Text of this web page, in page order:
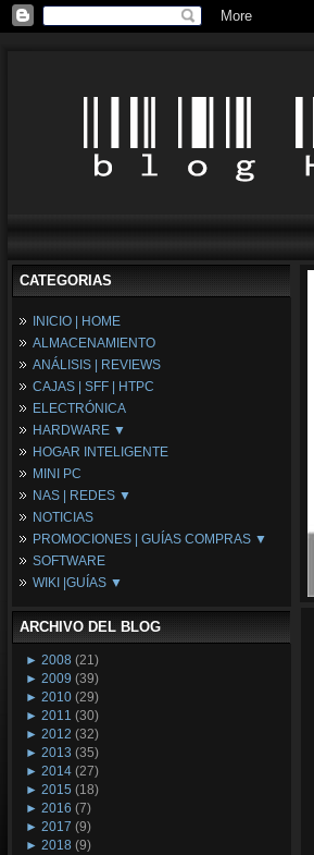
CATEGORIAS
INICIO | HOME
ALMACENAMIENTO
ANÁLISIS | REVIEWS
CAJAS | SFF | HTPC
ELECTRÓNICA
HARDWARE ▼
Fuentes de Alimentación
Memória RAM
Placas Base
Procesadores
Periféricos
Refrigeración
Tarjetas Gráficas
HOGAR INTELIGENTE
MINI PC
NAS | REDES ▼
NAS
Espacio Synology
Redes
NOTICIAS
PROMOCIONES | GUÍAS COMPRAS ▼
Configuraciones Ordenadores
Guías de Compras
SOFTWARE
WIKI |GUÍAS ▼
Wikipedia
ARCHIVO DEL BLOG
► 2008 (21)
► 2009 (39)
► 2010 (29)
► 2011 (30)
► 2012 (32)
► 2013 (35)
► 2014 (27)
► 2015 (18)
► 2016 (7)
► 2017 (9)
► 2018 (9)